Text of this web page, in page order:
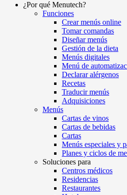
navigation
¿Por qué Menutech?
Funciones
Crear menús online
Tomar comandas
Diseñar menús
Gestión de la dieta
Menús digitales
Menú de
Declarar alérgenos
Recetas
Traducir menús
Adquisiciones
Menús
Cartas de vinos
Cartas de bebidas
Cartas
Menús especiales y
Planes y ciclos de
Soluciones para
Centros médicos
Residencias
Restaurantes